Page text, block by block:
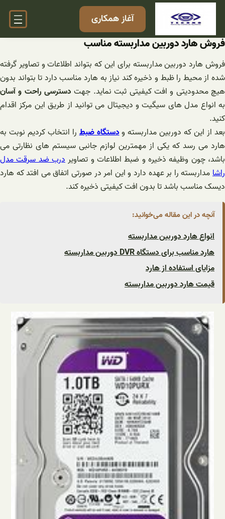
رفتن
آغاز همکاری
فروش هارد دوربین مداربسته مناسب
فروش هارد دوربین مداربسته برای این که بتواند اطلاعات و تصاویر گرفته
شده از محیط را ظبط و ذخیره کند نیاز به هارد مناسب دارد تا بتواند بدون
هیچ محدودیتی و افت کیفیتی ثبت نماید. جهت دسترسی راحت و آسان
به انواع مدل های سیگیت و دیجیتال می توانید از طریق این مرکز اقدام
کنید.
بعد از این که دوربین مداربسته ودستگاه ضبطرا انتخاب کردیم نوبت به
هارد می رسد که یکی از مهمترین لوازم جانبی سیستم های نظارتی می
باشد، چون وظیفه ذخیره و ضبط اطلاعات و تصاویر درب ضد سرقت مدل
راشامداربسته را بر عهده دارد و این امر در صورتی اتفاق می افتد که هارد
دیسک مناسب باشد تا بدون افت کیفیتی ذخیره کند.
آنچه در این مقاله می‌خوانید:
انواع هارد دوربین مداربسته
هارد مناسب برای دستگاه DVR دوربین مداربسته
مزایای استفاده از هارد
قیمت هارد دوربین مداربسته